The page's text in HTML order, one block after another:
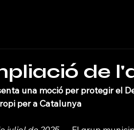
de
una moció per protegir el
per a Catalunya